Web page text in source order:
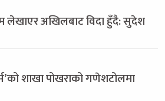
लेखाएर अखिलबाट विदा हुँदै: सुदेश
शाखा पोखराको गणेशटोलमा